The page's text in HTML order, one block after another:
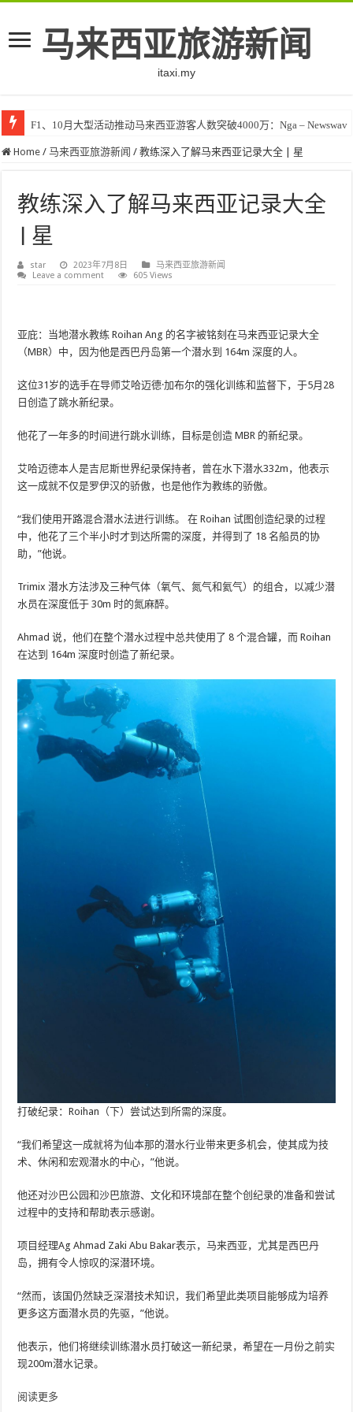
马来西亚旅游新闻
itaxi.my
F1、10月大型活动推动马来西亚游客人数突破4000万：Nga – Newswav
Home / 马来西亚旅游新闻 / 教练深入了解马来西亚记录大全 | 星
教练深入了解马来西亚记录大全
| 星
star 2023年7月8日
马来西亚旅游新闻
Leave a comment
605 Views
亚庇：当地潜水教练 Roihan Ang 的名字被铭刻在马来西亚记录大全
（MBR）中，因为他是西巴丹岛第一个潜水到 164m 深度的人。
这位31岁的选手在导师艾哈迈德·加布尔的强化训练和监督下，于5月28
日创造了跳水新纪录。
他花了一年多的时间进行跳水训练，目标是创造 MBR 的新纪录。
艾哈迈德本人是吉尼斯世界纪录保持者，曾在水下潜水332m，他表示
这一成就不仅是罗伊汉的骄傲，也是他作为教练的骄傲。
“我们使用开路混合潜水法进行训练。 在 Roihan 试图创造纪录的过程
中，他花了三个半小时才到达所需的深度，并得到了 18 名船员的协
助，”他说。
Trimix 潜水方法涉及三种气体（氧气、氮气和氦气）的组合，以减少潜
水员在深度低于 30m 时的氮麻醉。
Ahmad 说，他们在整个潜水过程中总共使用了 8 个混合罐，而 Roihan
在达到 164m 深度时创造了新纪录。
打破纪录：Roihan（下）尝试达到所需的深度。
“我们希望这一成就将为仙本那的潜水行业带来更多机会，使其成为技
术、休闲和宏观潜水的中心，”他说。
他还对沙巴公园和沙巴旅游、文化和环境部在整个创纪录的准备和尝试
过程中的支持和帮助表示感谢。
项目经理Ag Ahmad Zaki Abu Bakar表示，马来西亚，尤其是西巴丹
岛，拥有令人惊叹的深潜环境。
“然而，该国仍然缺乏深潜技术知识，我们希望此类项目能够成为培养
更多这方面潜水员的先驱，”他说。
他表示，他们将继续训练潜水员打破这一新纪录，希望在一月份之前实
现200m潜水记录。
阅读更多